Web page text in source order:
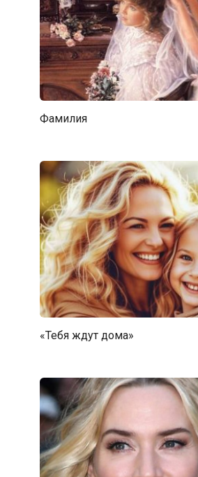
Фамилия
«Тебя ждут дома»